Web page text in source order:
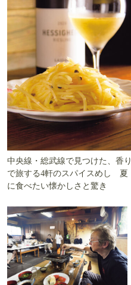
中央線・総武線で見つけた、香り
で旅する4軒のスパイスめし 夏
に食べたい懐かしさと驚き